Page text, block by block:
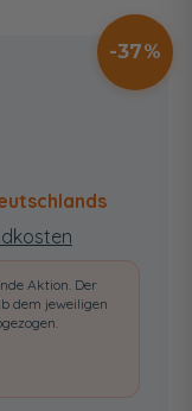
37
Aktion. Der
dem jeweiligen